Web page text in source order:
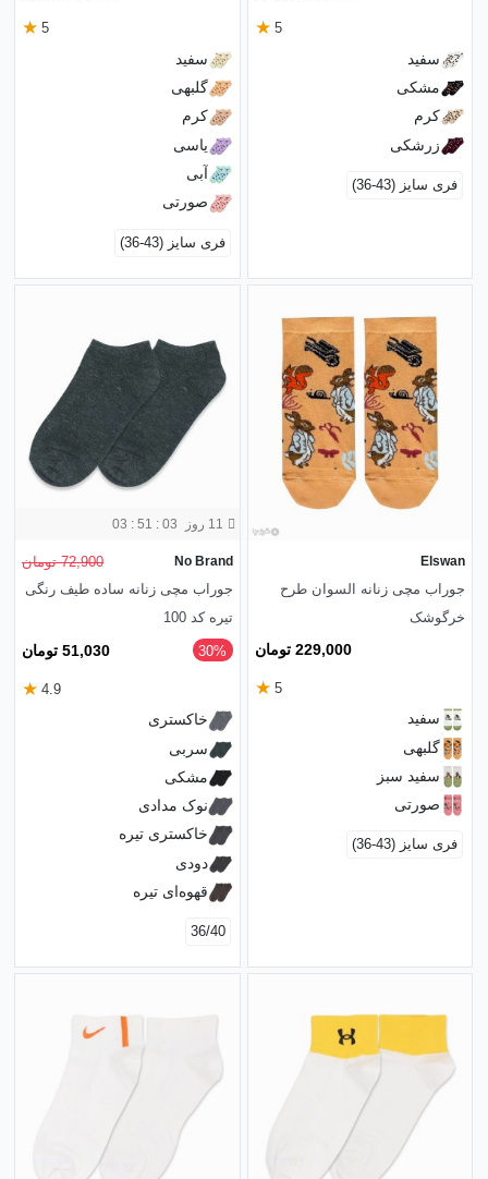
5
★
سفید
مشکی
کرم
زرشکی
فری سایز (43-36)
5
★
سفید
گلبهی
کرم
یاسی
آبی
صورتی
فری سایز (43-36)
Elswan
جوراب مچی زنانه السوان طرح
خرگوشک
229,000 تومان
5
★
سفید
گلبهی
سفید سبز
صورتی
فری سایز (43-36)
11 روز 03 : 51 : 01
No Brand
72,900 تومان
جوراب مچی زنانه ساده طیف رنگی
تیره کد 100
‎30% 51,030 تومان
4.9
★
خاکستری
سربی
مشکی
نوک مدادی
خاکستری تیره
دودی
قهوه‌ای تیره
36/40